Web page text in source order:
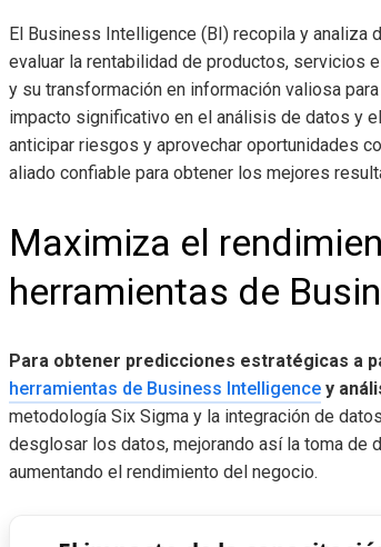
El Business Intelligence (BI) recopila y analiza
evaluar la rentabilidad de productos, servicios
y su transformación en información valiosa
impacto significativo en el análisis de datos y
anticipar riesgos y aprovechar oportunidades
aliado confiable para obtener los mejores
Maximiza el
herramientas de
Para obtener predicciones estratégicas a
herramientas de Business Intelligence y
metodología Six Sigma y la integración de
desglosar los datos, mejorando así la toma
aumentando el rendimiento del negocio.